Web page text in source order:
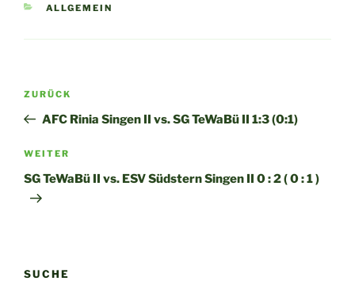
KATEGORIEN
ALLGEMEIN
Beitragsnavigation
Vorheriger
Beitrag
ZURÜCK
AFC Rinia Singen II vs. SG TeWaBü II 1:3 (0:1)
Nächster
Beitrag
WEITER
SG TeWaBü II vs. ESV Südstern Singen II 0 : 2 ( 0 : 1 )
SUCHE